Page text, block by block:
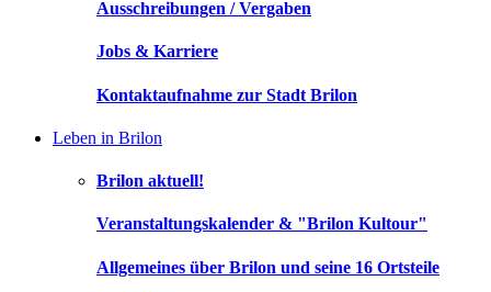
Ausschreibungen / Vergaben
Jobs & Karriere
Kontaktaufnahme zur Stadt Brilon
Leben in Brilon
Brilon aktuell!
Veranstaltungskalender & "Brilon Kultour"
Allgemeines über Brilon und seine 16 Ortsteile